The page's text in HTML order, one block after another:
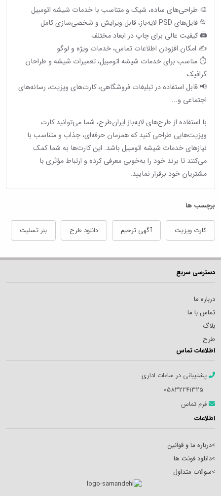
🎨 طراحی‌های ساده، شیک و متناسب با خدمات شیشه اتومبیل
📂 فایل‌های PSD لایه‌باز، قابل ویرایش و شخصی‌سازی کامل
🖨 کیفیت عالی برای چاپ در ابعاد مختلف
✍️ امکان افزودن اطلاعات تماس، خدمات ویژه و لوگو
⏱ مناسب برای خدمات شیشه اتومبیل، تعمیرات شیشه و طراحان
گرافیک
📢 قابل استفاده در تبلیغات فروشگاهی، کارت‌های ویزیت، رسانه‌های
اجتماعی و...
با استفاده از طرح‌های لایه‌باز ایران‌طرح، شما می‌توانید کارت
ویزیت‌هایی طراحی کنید که همزمان حرفه‌ای، جذاب و متناسب با
نیازهای خدمات شیشه اتومبیل باشد. این کارت‌ها به شما کمک
می‌کنند تا برند خود را به‌خوبی معرفی کرده و ارتباط مؤثری با
مشتریان خود برقرار نمایید.
برچسب ها
کارت ویزیت آگهی ترحیم دانلود طرح بنر تسلیت
دسترسی سریع
درباره ما
تماس با ما
بلاگ
طرح
اطلاعات تماس
پشتیبانی در ساعات اداری
05832241325
فرم تماس
اطلاعات
>درباره ما و قوانین
>دانلود فونت ها
>سوالات متداول